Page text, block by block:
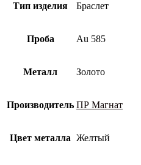
Тип изделия Браслет
Проба Au 585
Металл Золото
Производитель ПР Магнат
Цвет металла Желтый